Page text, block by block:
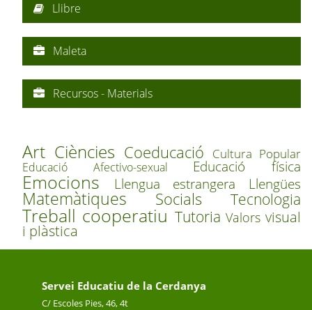
Llibre
Maleta
Recursos - Materials
Art Ciències Coeducació Cultura Popular
Educació Afectivo-sexual Educació física
Emocions Llengua estrangera Llengües
Matemàtiques Socials Tecnologia
Treball cooperatiu Tutoria Valors visual
i plàstica
Servei Educatiu de la Cerdanya
C/ Escoles Pies, 46, 4t